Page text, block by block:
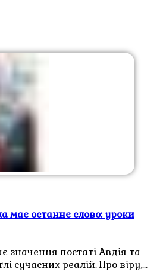
має останнє слово: уроки
значення постаті Авдія та
сучасних реалій. Про віру,…